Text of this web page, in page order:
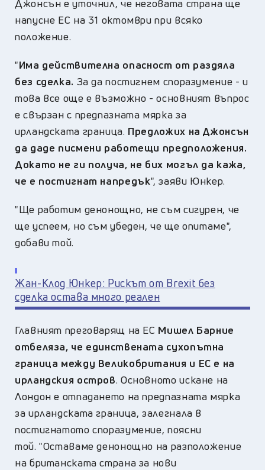
Джонсън е уточнил, че неговата страна ще
напусне ЕС на 31 октомври при всяко
положение.
"Има действителна опасност от раздяла
без сделка. За да постигнем споразумение - и
това все още е възможно - основният въпрос
е свързан с предпазната мярка за
ирландската граница. Предложих на Джонсън
да даде писмени работещи предположения.
Докато не ги получа, не бих могъл да кажа,
че е постигнат напредък", заяви Юнкер.
"Ще работим денонощно, не съм сигурен, че
ще успеем, но съм убеден, че ще опитаме",
добави той.
Жан-Клод Юнкер: Рискът от Brexit без
сделка остава много реален
Главният преговарящ на ЕС Мишел Барние
отбеляза, че единствената сухопътна
граница между Великобритания и ЕС е на
ирландския остров. Основното искане на
Лондон е отпадането на предпазната мярка
за ирландската граница, залегнала в
постигнатото споразумение, поясни
той. "Оставаме денонощно на разположение
на британската страна за нови